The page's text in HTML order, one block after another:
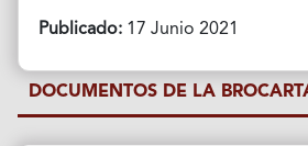
Publicado:17 Junio 2021
DOCUMENTOS DE LA